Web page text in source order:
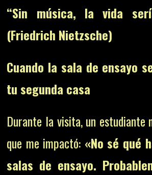
“Sin música, la vida
(Friedrich Nietzsche)
Cuando la sala de ensayo
tu segunda casa
Durante la visita, un estudiante
que me impactó: «No sé qué
salas de ensayo.